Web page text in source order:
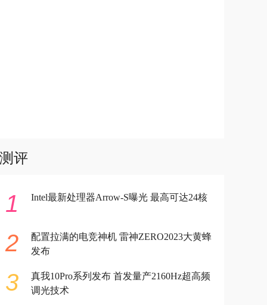
测评
1 Intel最新处理器Arrow-S曝光 最高可达24核
2
配置拉满的电竞神机 雷神ZERO2023大黄蜂
发布
3
真我10Pro系列发布 首发量产2160Hz超高频
调光技术